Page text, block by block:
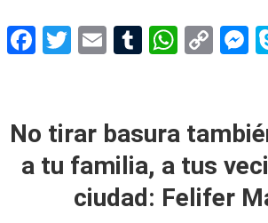
Facebook
Twitter
EmailTumblr
No tirar basura
a tu familia, a tus
ciudad: Felifer